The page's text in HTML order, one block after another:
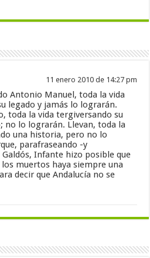
11 enero 2010 de 14:27 pm
Antonio Manuel, toda la vida
legado y jamás lo lograrán.
toda la vida tergiversando su
no lo lograrán. Llevan, toda la
una historia, pero no lo
parafraseando -y
Infante hizo posible que
muertos haya siempre una
decir que Andalucía no se